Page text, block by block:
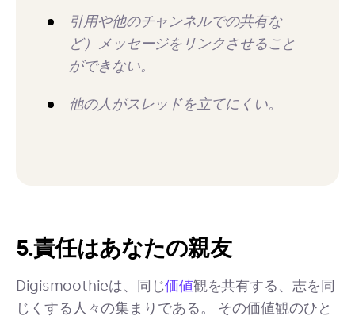
引用や他のチャンネルでの共有な
ど）メッセージをリンクさせること
ができない。
他の人がスレッドを立てにくい。
5.責任はあなたの親友
Digismoothieは、同じ価値観を共有する、志を同
じくする人々の集まりである。 その価値観のひと